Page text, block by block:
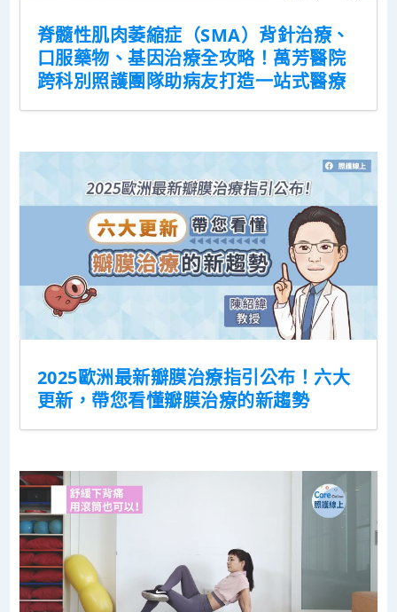
脊髓性肌肉萎縮症（SMA）背針治療、
口服藥物、基因治療全攻略！萬芳醫院
跨科別照護團隊助病友打造一站式醫療
2025歐洲最新瓣膜治療指引公布！六大
更新，帶您看懂瓣膜治療的新趨勢